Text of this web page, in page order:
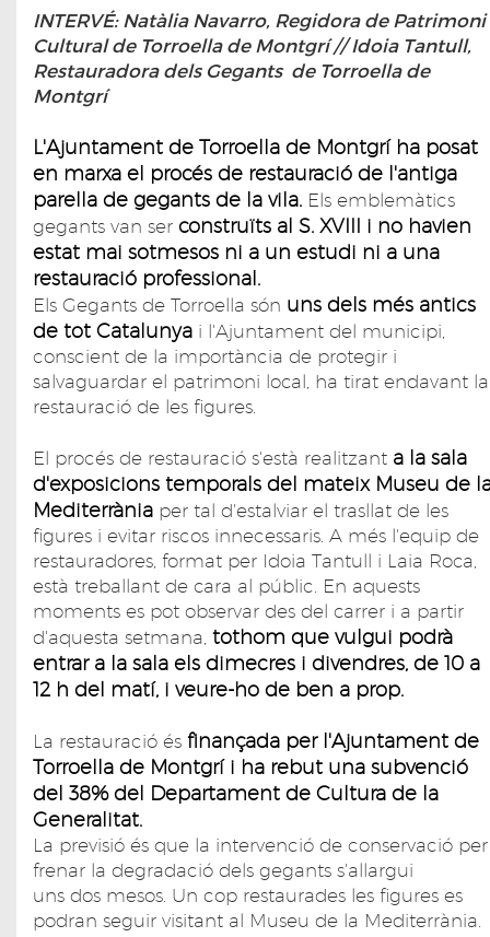
INTERVÉ: Natàlia Navarro, Regidora de Patrimoni
Cultural de Torroella de Montgrí // Idoia Tantull,
Restauradora dels Gegants de Torroella de
Montgrí
L'Ajuntament de Torroella de Montgrí ha posat
en marxa el procés de restauració de l'antiga
parella de gegants de la vila. Els emblemàtics
gegants van ser construïts al S. XVIII i no havien
estat mai sotmesos ni a un estudi ni a una
restauració professional.
Els Gegants de Torroella són uns dels més antics
de tot Catalunya i l'Ajuntament del municipi,
conscient de la importància de protegir i
salvaguardar el patrimoni local, ha tirat endavant la
restauració de les figures.
El procés de restauració s'està realitzant a la sala
d'exposicions temporals del mateix Museu de
Mediterrània per tal d'estalviar el trasllat de les
figures i evitar riscos innecessaris. A més l'equip de
restauradores, format per Idoia Tantull i Laia Roca,
està treballant de cara al públic. En aquests
moments es pot observar des del carrer i a partir
d'aquesta setmana, tothom que vulgui podrà
entrar a la sala els dimecres i divendres, de 10 a
12 h del matí, i veure-ho de ben a prop.
La restauració és finançada per l'Ajuntament de
Torroella de Montgrí i ha rebut una subvenció
del 38% del Departament de Cultura de la
Generalitat.
La previsió és que la intervenció de conservació per
frenar la degradació dels gegants s'allargui
uns dos mesos. Un cop restaurades les figures es
podran seguir visitant al Museu de la Mediterrània.